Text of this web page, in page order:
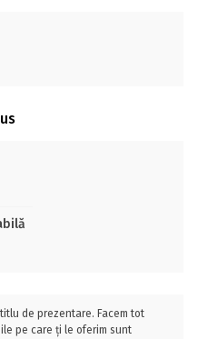
de prezentare. Facem tot
pe care ți le oferim sunt